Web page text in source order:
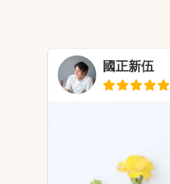
國正新伍